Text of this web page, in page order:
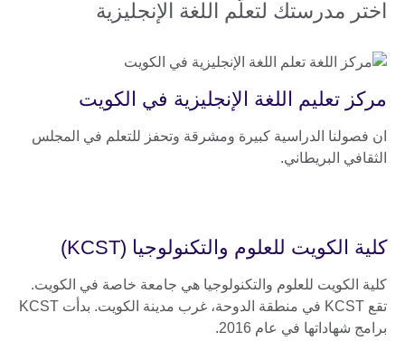
اختر مدرستك لتعلّم اللغة الإنجليزية
مركز تعليم اللغة الإنجليزية في الكويت
ان فصولنا الدراسية كبيرة ومشرقة وتحفز للتعلم في المجلس
الثقافي البريطاني.
كلية الكويت للعلوم والتكنولوجيا (KCST)
كلية الكويت للعلوم والتكنولوجيا هي جامعة خاصة في الكويت.
تقع KCST في منطقة الدوحة، غرب مدينة الكويت. بدأت KCST
برامج شهاداتها في عام 2016.